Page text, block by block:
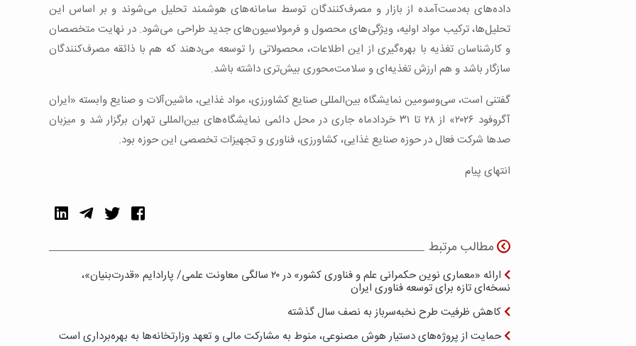
داده‌های به‌دست‌آمده از بازار و مصرف‌کنندگان توسط سامانه‌های هوشمند تحلیل می‌شوند و بر اساس این
تحلیل‌ها، ترکیب مواد اولیه، ویژگی‌های محصول و فرمولاسیون‌های جدید طراحی می‌شود. در نهایت متخصصان
و کارشناسان تغذیه با بهره‌گیری از این اطلاعات، محصولاتی را توسعه می‌دهند که هم با ذائقه مصرف‌کنندگان
سازگار باشد و هم ارزش تغذیه‌ای و سلامت‌محوری بیش‌تری داشته باشد.
گفتنی است، سی‌وسومین نمایشگاه بین‌المللی صنایع کشاورزی، مواد غذایی، ماشین‌آلات و صنایع وابسته «ایران
آگروفود ۲۰۲۶» از ۲۸ تا ۳۱ خردادماه جاری در محل دائمی نمایشگاه‌های بین‌المللی تهران برگزار شد و میزبان
صدها شرکت فعال در حوزه صنایع غذایی، کشاورزی، فناوری و تجهیزات تخصصی این حوزه بود.
انتهای پیام
مطالب مرتبط
ارائه «معماری نوین حکمرانی علم و فناوری کشور» در ۲۰ سالگی معاونت علمی/ پارادایم «قدرت‌بنیان»،
نسخه‌ای تازه برای توسعه فناوری ایران
کاهش ظرفیت طرح نخبه‌سرباز به نصف سال گذشته
حمایت از پروژه‌های دستیار هوش مصنوعی، منوط به مشارکت مالی و تعهد وزارتخانه‌ها به بهره‌برداری است